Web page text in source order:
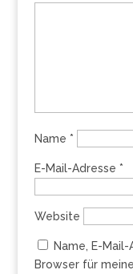
Name *
E-Mail-Adresse *
Website
Name, E-
Browser für